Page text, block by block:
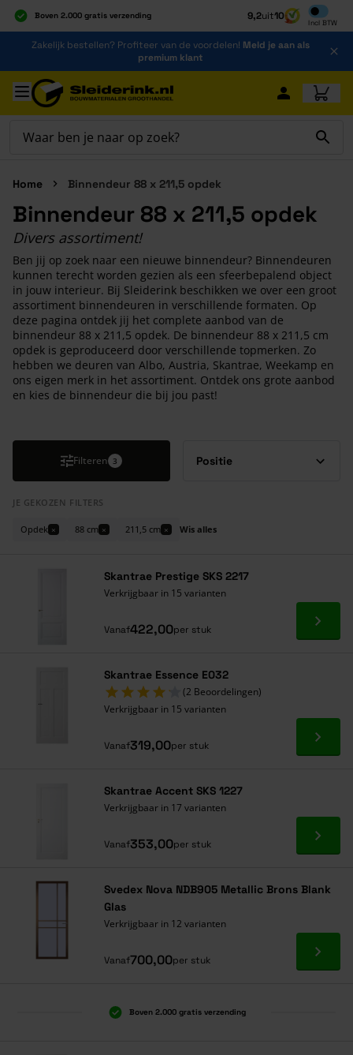
Boven 2.000 gratis verzending
Al 40 jaar dé specialist
Alles onder één dak
9,2uit10
Incl BTW
Inclusief
Ga naar de inhoud
Zakelijk bestellen? Profiteer van de voordelen! Meld je aan als
premium klant
Ga naar hoofdinhoud
Home Binnendeur 88 x 211,5 opdek
Binnendeur 88 x 211,5 opdek
Divers assortiment!
Ben jij op zoek naar een nieuwe binnendeur? Binnendeuren
kunnen terecht worden gezien als een sfeerbepalend object
in jouw interieur. Bij Sleiderink beschikken we over een groot
assortiment binnendeuren in verschillende formaten. Op
deze pagina ontdek jij het complete aanbod van de
binnendeur 88 x 211,5 opdek. De binnendeur 88 x 211,5 cm
opdek is geproduceerd door verschillende topmerken. Zo
hebben we deuren van Albo, Austria, Skantrae, Weekamp en
ons eigen merk in het assortiment. Ontdek ons grote aanbod
en kies de binnendeur die bij jou past!
Filteren 3
JE GEKOZEN FILTERS
Opdek × 88 cm × 211,5 cm × Wis alles
Skantrae Prestige SKS 2217
Verkrijgbaar in 15 varianten
Vanaf422,00per stuk Ga
Skantrae Essence E032
(2 Beoordelingen)
Verkrijgbaar in 15 varianten
Vanaf319,00per stuk Ga
Skantrae Accent SKS 1227
Verkrijgbaar in 17 varianten
Vanaf353,00per stuk Ga
Svedex Nova NDB905 Metallic Brons Blank
Glas
Verkrijgbaar in 12 varianten
Vanaf700,00per stuk Ga
Boven 2.000 gratis verzending